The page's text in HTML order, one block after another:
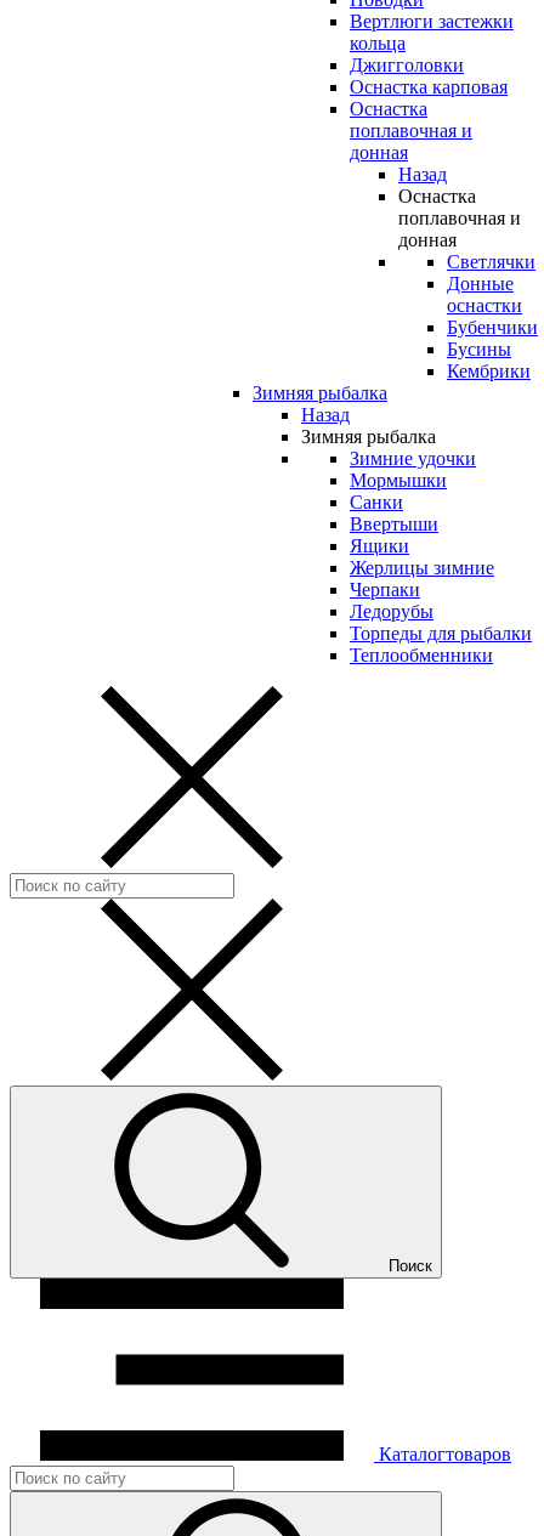
Вертлюги застежки
кольца
Джигголовки
Оснастка карповая
Оснастка
поплавочная и
донная
Назад
Оснастка
поплавочная и
донная
Светлячки
Донные
оснастки
Бубенчики
Бусины
Кембрики
Зимняя рыбалка
Назад
Зимняя рыбалка
Зимние удочки
Мормышки
Санки
Ввертыши
Ящики
Жерлицы зимние
Черпаки
Ледорубы
Торпеды для рыбалки
Теплообменники
Поиск
Каталогтоваров